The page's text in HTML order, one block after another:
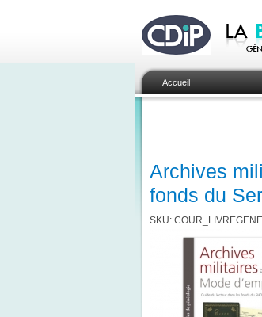
Accueil
Archives
fonds du
SKU: